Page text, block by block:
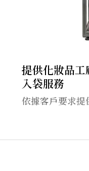
提供化妝品
入袋服務
依據客戶要求